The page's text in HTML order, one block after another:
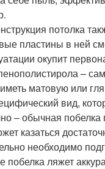
потолка
пластины в ней
окупит
–
матовую или
вид,
– обычная побелка
казаться
необходимо
побелка ляжет